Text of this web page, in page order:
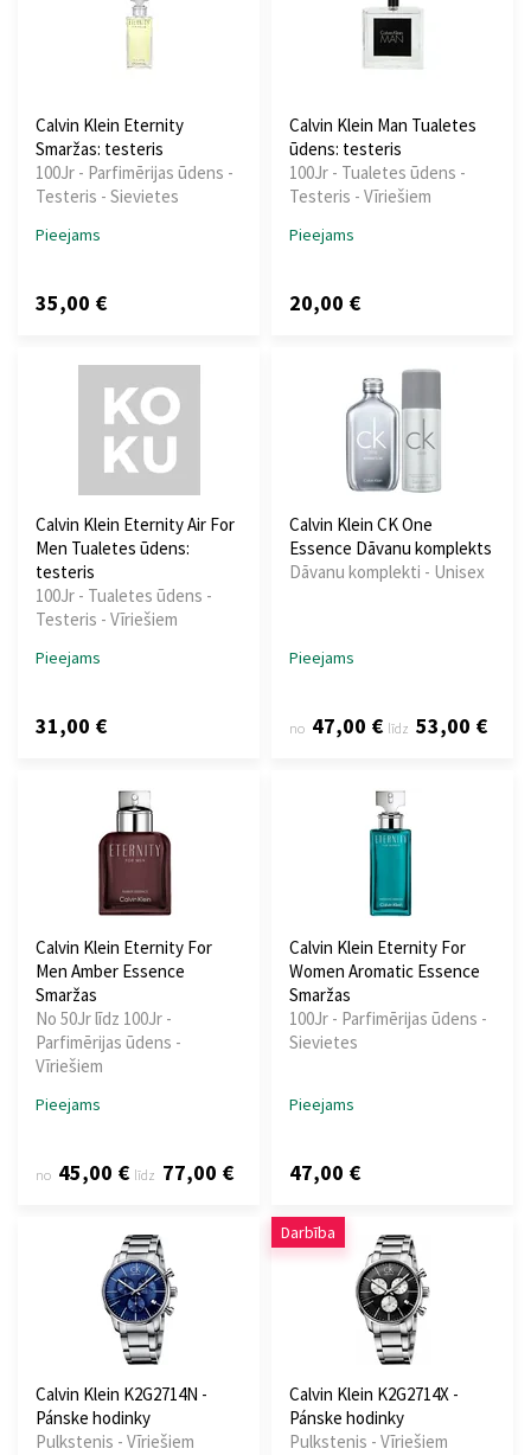
Calvin Klein Eternity
Smaržas: testeris
100Jr - Parfimērijas ūdens -
Testeris - Sievietes
Pieejams
35,00 €
Calvin Klein Man Tualetes
ūdens: testeris
100Jr - Tualetes ūdens -
Testeris - Vīriešiem
Pieejams
20,00 €
Calvin Klein Eternity Air For
Men Tualetes ūdens:
testeris
100Jr - Tualetes ūdens -
Testeris - Vīriešiem
Pieejams
31,00 €
Calvin Klein CK One
Essence Dāvanu komplekts
Dāvanu komplekti - Unisex
Pieejams
no 47,00 € līdz 53,00 €
Calvin Klein Eternity For
Men Amber Essence
Smaržas
No 50Jr līdz 100Jr -
Parfimērijas ūdens -
Vīriešiem
Pieejams
no 45,00 € līdz 77,00 €
Calvin Klein Eternity For
Women Aromatic Essence
Smaržas
100Jr - Parfimērijas ūdens -
Sievietes
Pieejams
47,00 €
Calvin Klein K2G2714N -
Pánske hodinky
Pulkstenis - Vīriešiem
Darbība
Calvin Klein K2G2714X -
Pánske hodinky
Pulkstenis - Vīriešiem